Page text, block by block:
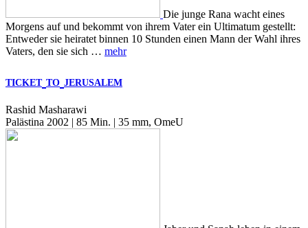
Die junge Rana wacht eines
Morgens auf und bekommt von ihrem Vater ein Ultimatum gestellt:
Entweder sie heiratet binnen 10 Stunden einen Mann der Wahl ihres
Vaters, den sie sich … mehr
TICKET TO JERUSALEM
Rashid Masharawi
Palästina 2002 | 85 Min. | 35 mm, OmeU